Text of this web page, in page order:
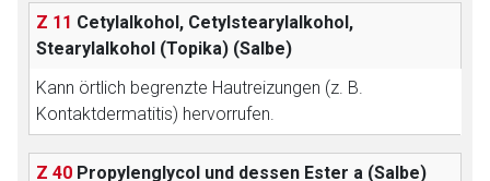
Z 11 Cetylalkohol, Cetylstearylalkohol,
Stearylalkohol (Topika) (Salbe)
Kann örtlich begrenzte Hautreizungen (z. B.
Kontaktdermatitis) hervorrufen.
Z 40 Propylenglycol und dessen Ester a (Salbe)